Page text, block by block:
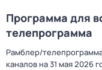
Программа для
телепрограмма
Рамблер/
каналов на 31 мая 2026